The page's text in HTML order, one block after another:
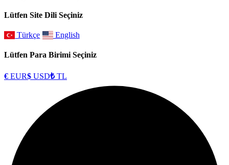
Lütfen Site Dili Seçiniz
Türkçe English
Lütfen Para Birimi Seçiniz
€ EUR$ USD₺TL